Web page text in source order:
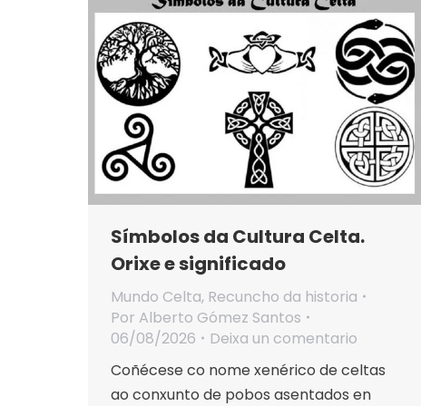
Símbolos da Cultura Celta.
Orixe e significado
Mundo Celta, Recuncho da historia
Por Alberto Gómez Santos
06/08/2026
Deixa un comentario
Coñécese co nome xenérico de celtas
ao conxunto de pobos asentados en